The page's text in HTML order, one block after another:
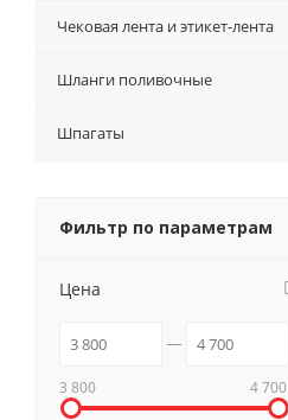
Чековая лента и этикет-лента
Шланги поливочные
Шпагаты
Фильтр по параметрам
Цена
3 800 4 700